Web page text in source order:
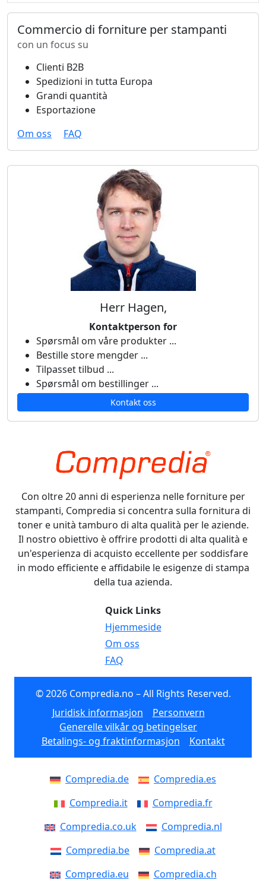
Commercio di forniture per stampanti
con un focus su
Clienti B2B
Spedizioni in tutta Europa
Grandi quantità
Esportazione
Om oss
FAQ
Herr Hagen,
Kontaktperson for
Spørsmål om våre produkter ...
Bestille store mengder ...
Tilpasset tilbud ...
Spørsmål om bestillinger ...
Kontakt oss
Con oltre 20 anni di esperienza nelle forniture per
stampanti, Compredia si concentra sulla fornitura di
toner e unità tamburo di alta qualità per le aziende.
Il nostro obiettivo è offrire prodotti di alta qualità e
un'esperienza di acquisto eccellente per soddisfare
in modo efficiente e affidabile le esigenze di stampa
della tua azienda.
Quick Links
Hjemmeside
Om oss
FAQ
© 2026 Compredia.no – All Rights Reserved.
Juridisk informasjon
Personvern
Generelle vilkår og betingelser
Betalings- og fraktinformasjon
Kontakt
Compredia.de
Compredia.es
Compredia.it
Compredia.fr
Compredia.co.uk
Compredia.nl
Compredia.be
Compredia.at
Compredia.eu
Compredia.ch